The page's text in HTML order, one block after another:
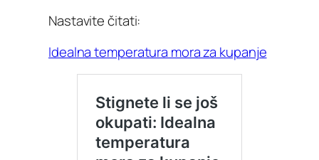
Nastavite čitati:
Idealna temperatura mora za kupanje